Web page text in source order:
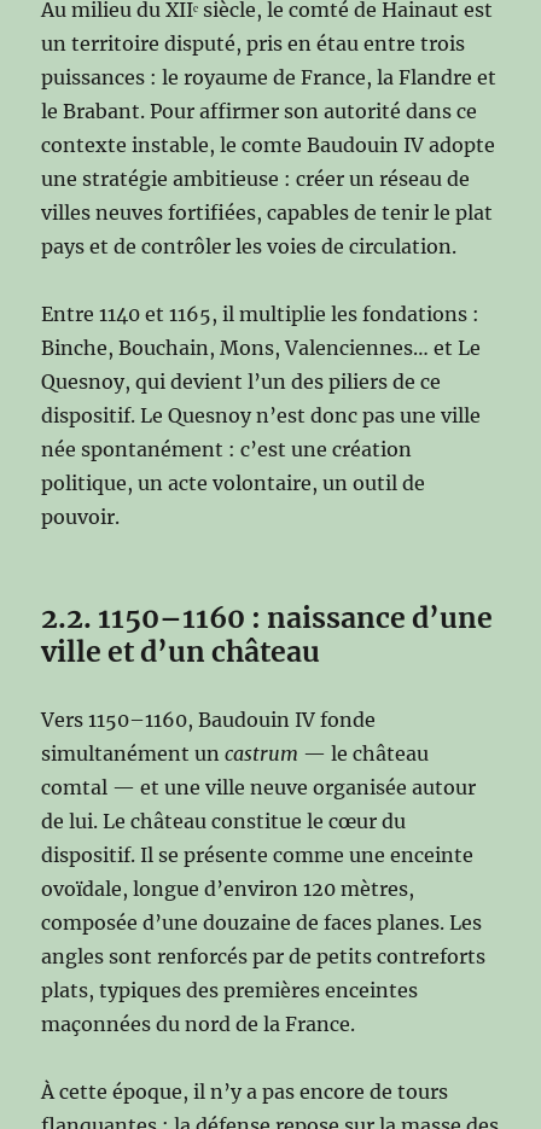
Au milieu du XIIᵉ siècle, le comté de Hainaut est
un territoire disputé, pris en étau entre trois
puissances : le royaume de France, la Flandre et
le Brabant. Pour affirmer son autorité dans ce
contexte instable, le comte Baudouin IV adopte
une stratégie ambitieuse : créer un réseau de
villes neuves fortifiées, capables de tenir le plat
pays et de contrôler les voies de circulation.
Entre 1140 et 1165, il multiplie les fondations :
Binche, Bouchain, Mons, Valenciennes… et Le
Quesnoy, qui devient l’un des piliers de ce
dispositif. Le Quesnoy n’est donc pas une ville
née spontanément : c’est une création
politique, un acte volontaire, un outil de
pouvoir.
2.2. 1150–1160 : naissance d’une
ville et d’un château
Vers 1150–1160, Baudouin IV fonde
simultanément uncastrum — le château
comtal — et une ville neuve organisée autour
de lui. Le château constitue le cœur du
dispositif. Il se présente comme une enceinte
ovoïdale, longue d’environ 120 mètres,
composée d’une douzaine de faces planes. Les
angles sont renforcés par de petits contreforts
plats, typiques des premières enceintes
maçonnées du nord de la France.
À cette époque, il n’y a pas encore de tours